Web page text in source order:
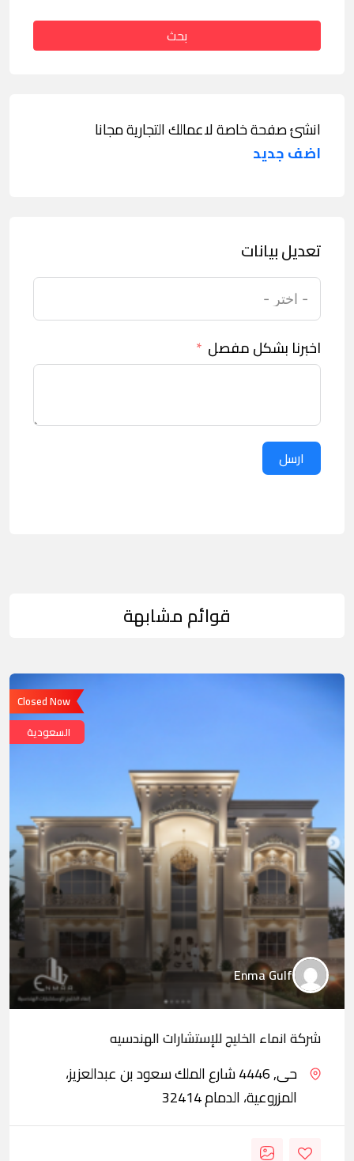
بحث
انشئ صفحة خاصة لاعمالك التجارية مجانا
اضف جديد
تعديل بيانات
اخبرنا بشكل مفصل
ارسل
قوائم مشابهة
Closed Now
السعودية
Enma Gulf
شركة انماء الخليج للإستشارات الهندسيه
حى, 4446 شارع الملك سعود بن عبدالعزيز،
المزروعية، الدمام 32414